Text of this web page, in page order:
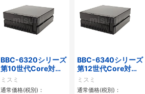
BBC-6320シリーズ
第10世代Core対応
小型フロアマウント
FAPC 2PCI・2PCIe
ミスミ
通常価格(税別)：
BBC-6340シリーズ
第12世代Core対応
小型フロアマウント
PC2PCI/2PCIe
ミスミ
通常価格(税別)：